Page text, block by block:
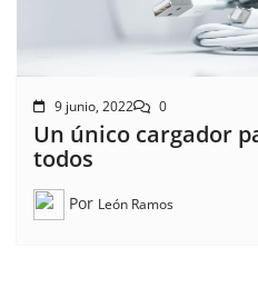
9 junio, 2022 0
Un único cargador
todos
Por León Ramos